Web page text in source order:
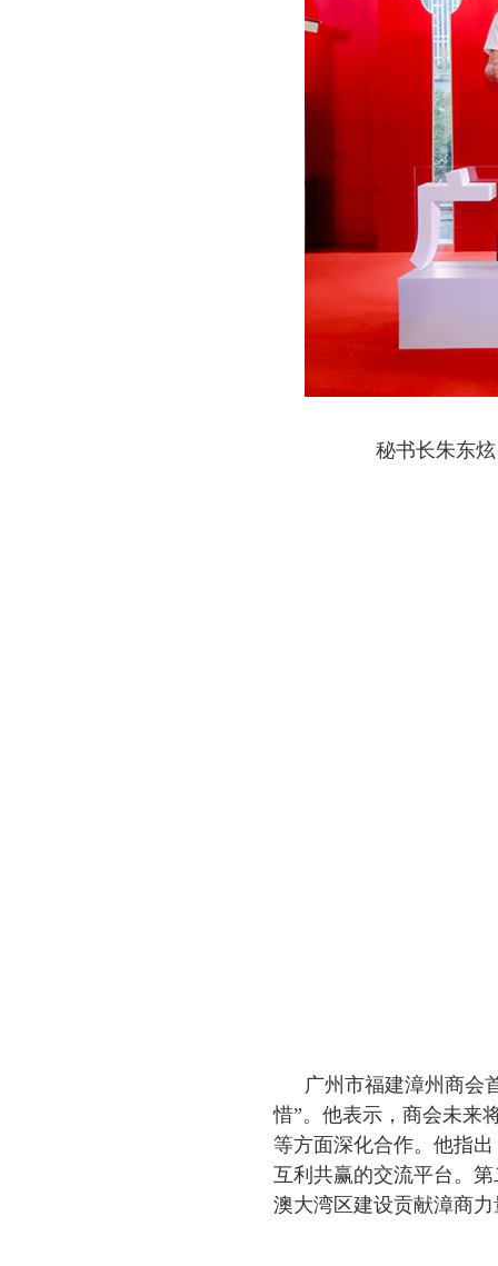
秘书长朱东
广州市福建漳州商会
惜”。他表示，商会未来
等方面深化合作。他指
互利共赢的交流平台。
澳大湾区建设贡献漳商力